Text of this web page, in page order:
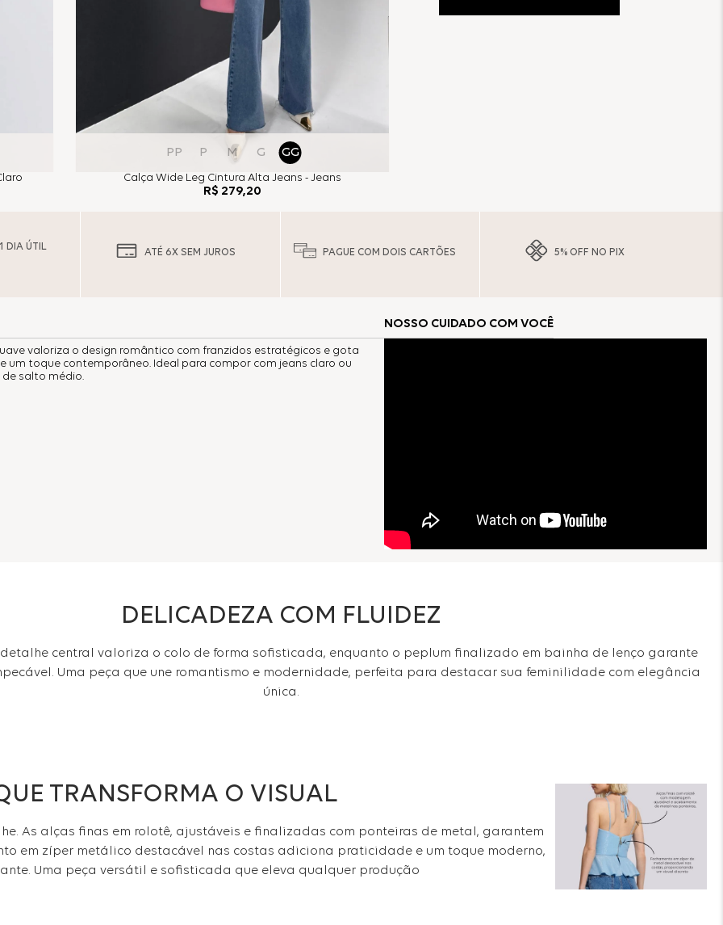
PP P M G GG
Calça Wide Leg Cintura Alta Jeans - Jeans
R$ 279,20
DIA ÚTIL
ATÉ 6X SEM JUROS PAGUE COM DOIS CARTÕES 5% OFF NO PIX
valoriza o design romântico com franzidos estratégicos e gota
toque contemporâneo. Ideal para compor com jeans claro ou
salto médio.
NOSSO CUIDADO COM VOCÊ
DELICADEZA COM FLUIDEZ
central valoriza o colo de forma sofisticada, enquanto o peplum finalizado em bainha de lenço garante
Uma peça que une romantismo e modernidade, perfeita para destacar sua feminilidade com elegância
única.
TRANSFORMA O VISUAL
As alças finas em rolotê, ajustáveis e finalizadas com ponteiras de metal, garantem
em zíper metálico destacável nas costas adiciona praticidade e um toque moderno,
Uma peça versátil e sofisticada que eleva qualquer produção